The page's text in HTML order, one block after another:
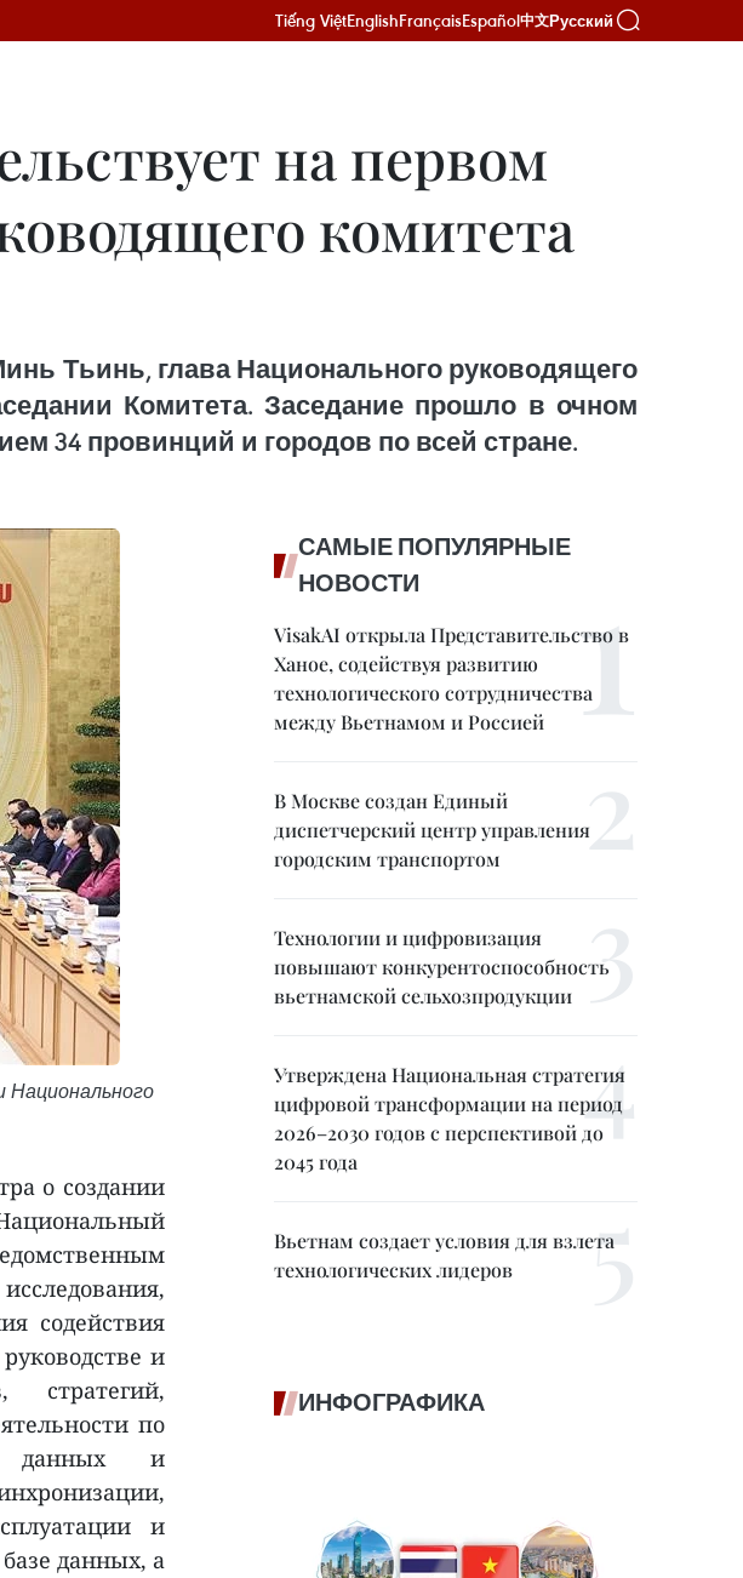
Tiếng ViệtEnglishFrançaisEspañol中文Русский
на первом
комитета
Тьинь, глава Национального руководящего
Комитета. Заседание прошло в очном
34 провинций и городов по всей стране.
Национального
о создании
содействия
и
стратегий,
по
данных и
и
данных, а
САМЫЕ ПОПУЛЯРНЫЕ
НОВОСТИ
VisakAI открыла Представительство в
Ханое, содействуя развитию
технологического сотрудничества
между Вьетнамом и Россией
В Москве создан Единый
диспетчерский центр управления
городским транспортом
Технологии и цифровизация
повышают конкурентоспособность
вьетнамской сельхозпродукции
Утверждена Национальная стратегия
цифровой трансформации на период
2026–2030 годов с перспективой до
2045 года
Вьетнам создает условия для взлета
технологических лидеров
ИНФОГРАФИКА